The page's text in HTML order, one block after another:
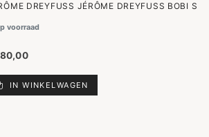
DREYFUSS JÉRÔME DREYFUSS BOBI S
voorraad
IN WINKELWAGEN